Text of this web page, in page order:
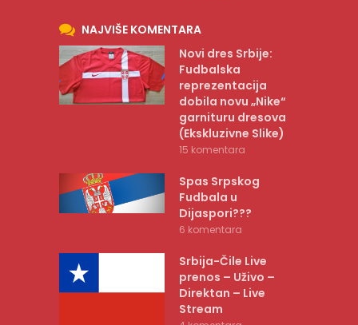
NAJVIŠE KOMENTARA
Novi dres Srbije:
Fudbalska
reprezentacija
dobila novu „Nike“
garnituru dresova
(Ekskluzivne Slike)
15 komentara
Spas Srpskog
Fudbala u
Dijaspori???
6 komentara
Srbija-Čile Live
prenos – Uživo –
Direktan – Live
Stream